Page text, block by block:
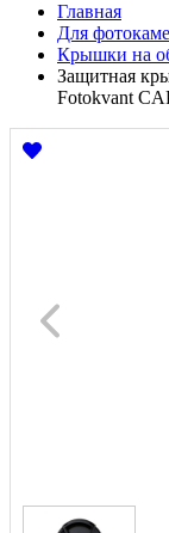
Главная
Для
Крышки на
Защитная
Fotokvant